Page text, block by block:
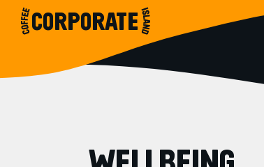
CORPORATE
Η ΙΣΤΟΡΙΑ
ΣΥΝΕΝΤΕΥΞΕΙΣ